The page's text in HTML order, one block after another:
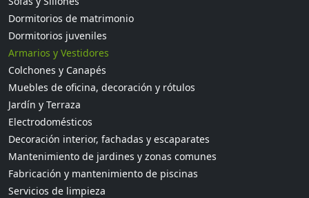
Dormitorios de matrimonio
Dormitorios juveniles
Armarios y Vestidores
Colchones y Canapés
Muebles de oficina, decoración y rótulos
Jardín y Terraza
Electrodomésticos
Decoración interior, fachadas y escaparates
Mantenimiento de jardines y zonas comunes
Fabricación y mantenimiento de piscinas
Servicios de limpieza